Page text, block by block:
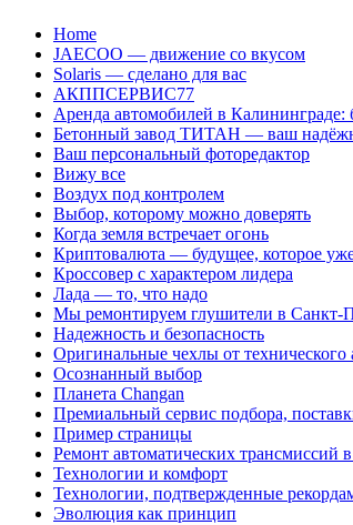
Перейти
содержанию
Home
JAECOO — движение со вкусом
Solaris — сделано для вас
АКППСЕРВИС77
Аренда автомобилей в
Бетонный завод ТИТАН — ваш
Ваш персональный фоторедактор
Вижу все
Воздух под контролем
Выбор, которому можно доверять
Когда земля встречает огонь
Криптовалюта — будущее, которое
Кроссовер с характером лидера
Лада — то, что надо
Мы ремонтируем глушители в Санкт-
Надежность и безопасность
Оригинальные чехлы от технического
Осознанный выбор
Планета Changan
Премиальный сервис подбора,
Пример страницы
Ремонт автоматических трансмиссий
Технологии и комфорт
Технологии, подтвержденные
Эволюция как принцип